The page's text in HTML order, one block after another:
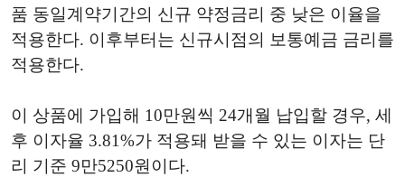
품 동일계약기간의 신규 약정금리 중 낮은 이율을
적용한다. 이후부터는 신규시점의 보통예금 금리를
적용한다.
이 상품에 가입해 10만원씩 24개월 납입할 경우, 세
후 이자율 3.81%가 적용돼 받을 수 있는 이자는 단
리 기준 9만5250원이다.